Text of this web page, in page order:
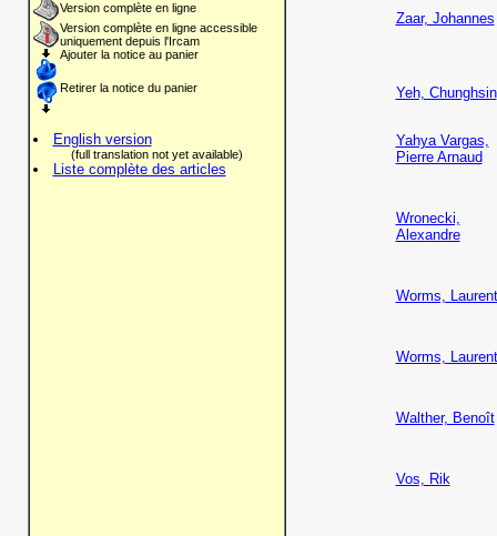
Version complète en ligne
Version complète en ligne accessible
uniquement depuis l'Ircam
Ajouter la notice au panier
Retirer la notice du panier
English version
(full translation not yet available)
Liste complète des articles
Zaar, Johannes
Yeh, Chunghsin
Yahya Vargas,
Pierre Arnaud
Wronecki,
Alexandre
Worms, Laurent
Worms, Laurent
Walther, Benoît
Vos, Rik